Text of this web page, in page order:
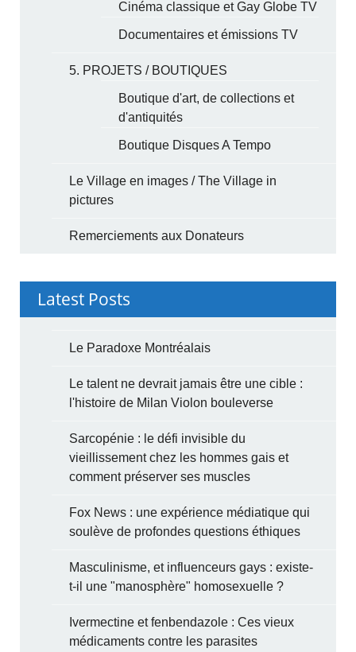
Cinéma classique et Gay Globe TV
Documentaires et émissions TV
5. PROJETS / BOUTIQUES
Boutique d'art, de collections et
d'antiquités
Boutique Disques A Tempo
Le Village en images / The Village in
pictures
Remerciements aux Donateurs
Latest Posts
Le Paradoxe Montréalais
Le talent ne devrait jamais être une cible :
l'histoire de Milan Violon bouleverse
Sarcopénie : le défi invisible du
vieillissement chez les hommes gais et
comment préserver ses muscles
Fox News : une expérience médiatique qui
soulève de profondes questions éthiques
Masculinisme, et influenceurs gays : existe-
t-il une "manosphère" homosexuelle ?
Ivermectine et fenbendazole : Ces vieux
médicaments contre les parasites